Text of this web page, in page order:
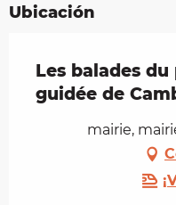
Ubicación
Les balades
guidée de
mairie,